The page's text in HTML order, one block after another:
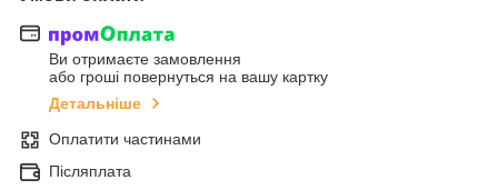
Ви отримаєте замовлення
або гроші повернуться на вашу картку
Детальніше
Оплатити частинами
Післяплата